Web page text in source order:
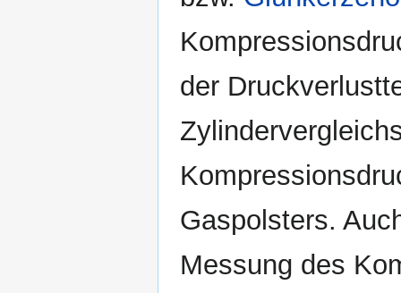
der
Gaspolsters.
Messung des